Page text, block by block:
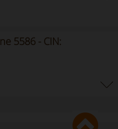
5586 - CIN: